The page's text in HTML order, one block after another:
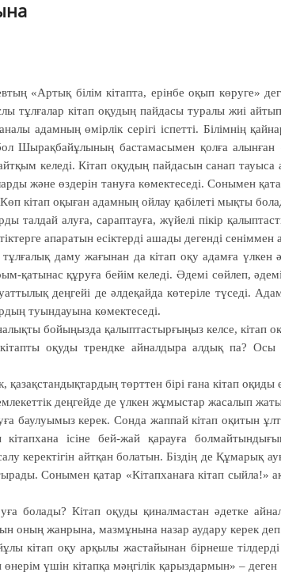
«Артық білім кітапта, ерінбе оқып көруге»
тұлғалар кітап оқудың пайдасы туралы жиі
адамның өмірлік серігі іспетті. Білімнің
Шырақбайұлының бастамасымен қолға алынған
келеді. Кітап оқудың пайдасын санап
және өздерін тануға көмектеседі. Сонымен
Көп кітап оқыған адамның ойлау қабілеті мықты
талдай алуға, сараптауға, жүйелі пікір
апаратын есіктерді ашады дегенді сеніммен
даму жағынан да кітап оқу адамға үлкен
қатынас құруға бейім келеді. Әдемі сөйлеп,
деңгейі де әлдеқайда көтеріле түседі.
туындауына көмектеседі.
бойыңызда қалып­тас­тыр­ғы­ңыз келсе, кітап
оқуды трендке айнал­дыра алдық па? Осы
қазақстандықтардың төрттен бірі ғана кітап оқиды
деңгейде де үлкен жұмыстар жасалып
баулуымыз керек. Сонда жаппай кітап оқитын
ісіне бей-жай қарауға
керектігін айтқан болатын. Біздің де Құмарық
Сонымен қатар «Кітапханаға кітап сыйла!»
болады? Кітап оқуды қинал­мастан әдетке
оның жанрына, мазмұнына назар аудару керек
кітап оқу арқылы жастайынан бірнеше
үшін кітапқа мәң­гілік қарыздармын» –